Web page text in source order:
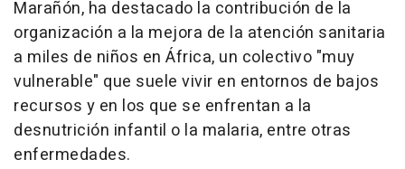
Marañón, ha destacado la contribución de la
organización a la mejora de la atención sanitaria
a miles de niños en África, un colectivo "muy
vulnerable" que suele vivir en entornos de bajos
recursos y en los que se enfrentan a la
desnutrición infantil o la malaria, entre otras
enfermedades.